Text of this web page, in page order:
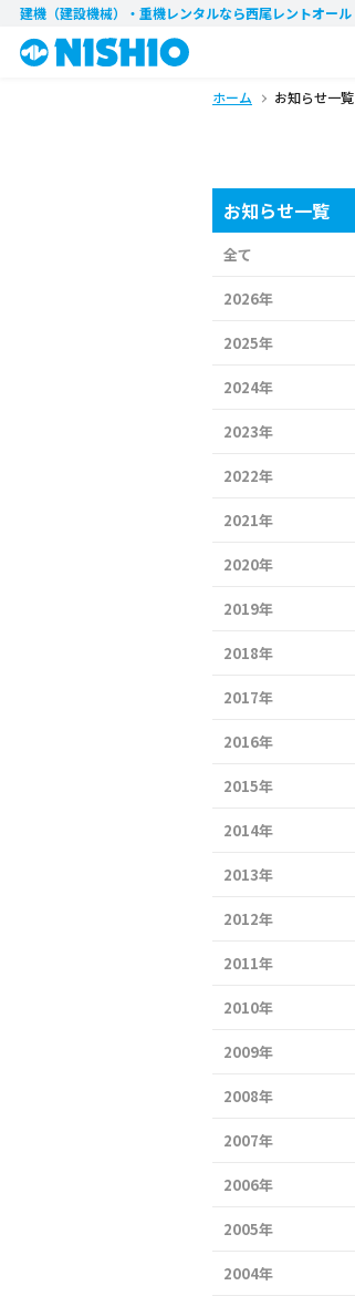
建機（建設機械）・重機レンタルなら西尾レントオール
ホーム お知らせ一覧
お知らせ一覧
全て
2026年
2025年
2024年
2023年
2022年
2021年
2020年
2019年
2018年
2017年
2016年
2015年
2014年
2013年
2012年
2011年
2010年
2009年
2008年
2007年
2006年
2005年
2004年